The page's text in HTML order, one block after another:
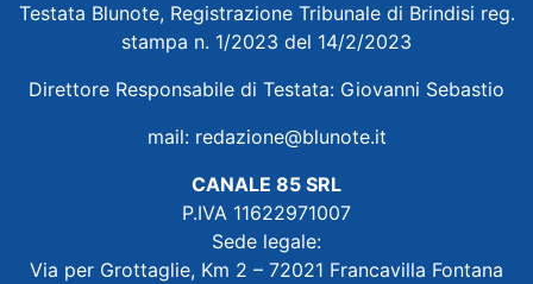
Testata Blunote, Registrazione Tribunale di Brindisi reg.
stampa n. 1/2023 del 14/2/2023
Direttore Responsabile di Testata: Giovanni Sebastio
mail: redazione@blunote.it
CANALE 85 SRL
P.IVA 11622971007
Sede legale:
Via per Grottaglie, Km 2 – 72021 Francavilla Fontana